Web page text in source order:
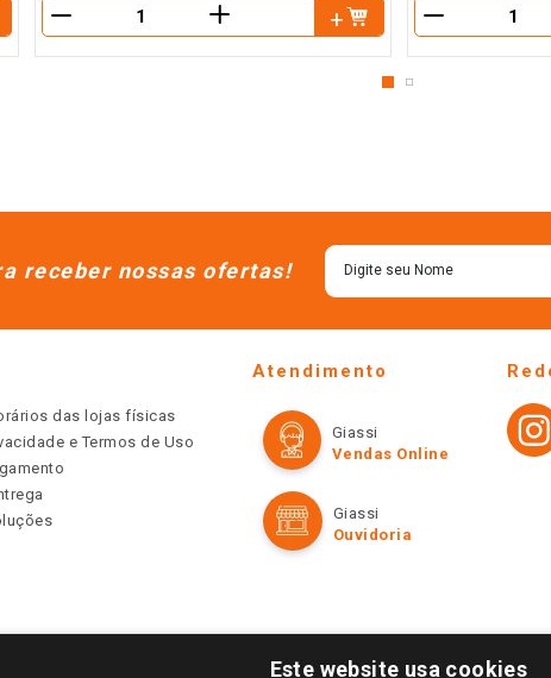
＋
receber nossas ofertas!
das lojas físicas
e Termos de Uso
Atendimento
Giassi
Vendas Online
Giassi
Ouvidoria
Este website usa cookies